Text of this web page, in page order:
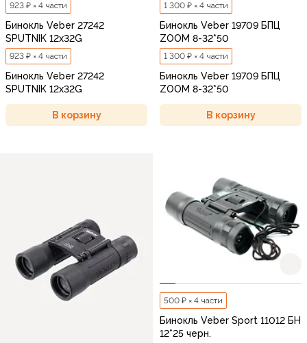
923 ₽ × 4 части
Бинокль Veber 27242
SPUTNIK 12х32G
923 ₽ × 4 части
Бинокль Veber 27242
SPUTNIK 12х32G
В корзину
1 300 ₽ × 4 части
Бинокль Veber 19709 БПЦ
ZOOM 8-32*50
1 300 ₽ × 4 части
Бинокль Veber 19709 БПЦ
ZOOM 8-32*50
В корзину
500 ₽ × 4 части
Бинокль Veber Sport 11012 БН
12*25 черн.